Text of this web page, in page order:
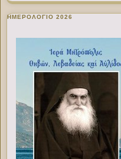
ΗΜΕΡΟΛΟΓΙΟ 2026